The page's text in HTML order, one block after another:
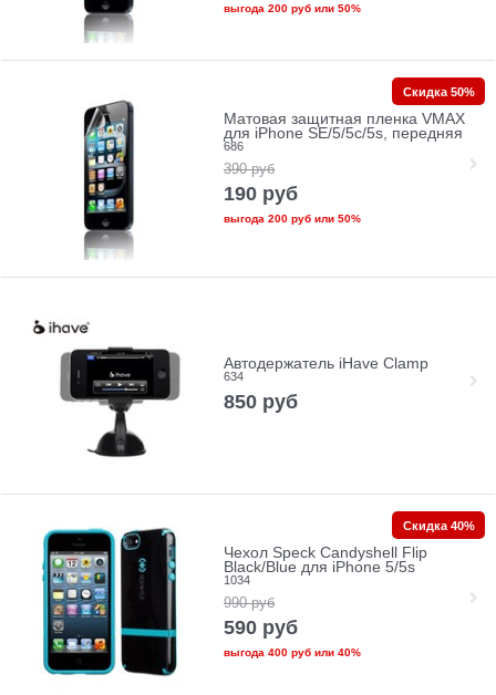
выгода 200 рубили 50%
Матовая защитная пленка VMAX
для iPhone SE/5/5c/5s, передняя
686
390 руб
190 руб
выгода 200 рубили 50%
Скидка 50%
Автодержатель iHave Clamp
634
850 руб
Чехол Speck Candyshell Flip
Black/Blue для iPhone 5/5s
1034
990 руб
590 руб
выгода 400 рубили 40%
Скидка 40%